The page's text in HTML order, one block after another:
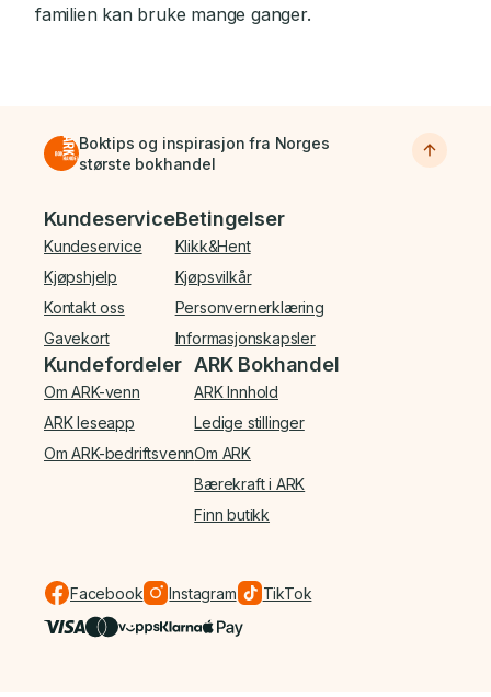
familien kan bruke mange ganger.
Boktips og inspirasjon fra Norges
største bokhandel
Bunnmeny
Kundeservice
Kundeservice
Kjøpshjelp
Kontakt oss
Gavekort
Betingelser
Klikk&Hent
Kjøpsvilkår
Personvernerklæring
Informasjonskapsler
Kundefordeler
Om ARK-venn
ARK leseapp
Om ARK-bedriftsvenn
ARK Bokhandel
ARK Innhold
Ledige stillinger
Om ARK
Bærekraft i ARK
Finn butikk
Facebook Instagram TikTok